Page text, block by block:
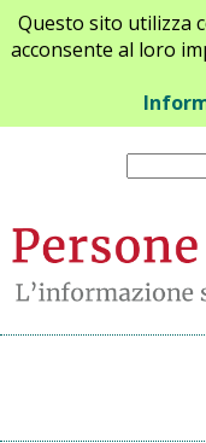
Questo sito utilizza
acconsente al loro
Chi